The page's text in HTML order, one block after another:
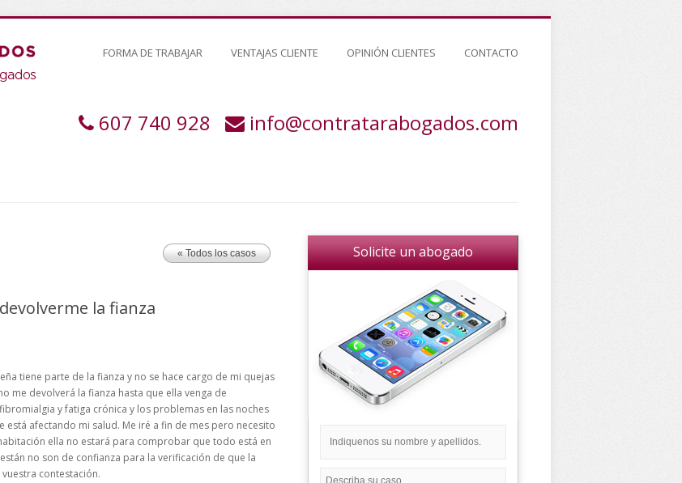
FORMA DE TRABAJAR VENTAJAS CLIENTE OPINIÓN CLIENTES CONTACTO
607 740 928
info@contratarabogados.com
« Todos los casos
la fianza
tiene parte de la fianza y no se hace cargo de mi quejas
me devolverá la fianza hasta que ella venga de
y fatiga crónica y los problemas en las noches
afectando mi salud. Me iré a fin de mes pero necesito
ella no estará para comprobar que todo está en
no son de confianza para la verificación de que la
contestación.
Solicite un abogado